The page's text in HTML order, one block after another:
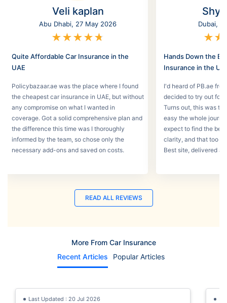
Veli kaplan
Abu Dhabi, 27 May 2026
★★★★★
Quite Affordable Car Insurance in the
UAE
Policybazaar.ae was the place where I found
the cheapest car insurance in UAE, but without
any compromise on what I wanted in
coverage. Got a solid comprehensive plan and
the difference this time was I thoroughly
informed by the team, so chose only the
necessary add-ons and saved on costs.
Dubai,
★★
Hands Down the
Insurance in the
I'd heard of PB.ae
decided to try out for
Turns out, this was
easy the whole
expect to find the
clarity, and that too
Best site, delivered a
READ ALL REVIEWS
More From Car Insurance
Recent Articles
Popular Articles
Last Updated : 20 Jul 2026